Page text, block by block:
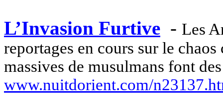
L’Invasion Furtive - Les
reportages en cours sur le
massives de musulmans font
www.nuitdorient.com/